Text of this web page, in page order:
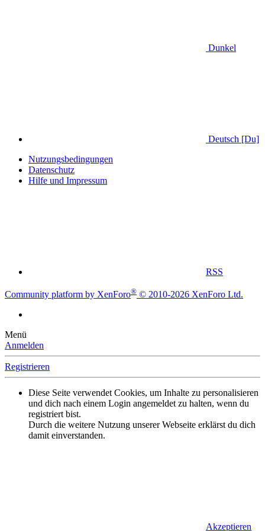
Dunkel
Deutsch [Du]
Nutzungsbedingungen
Datenschutz
Hilfe und Impressum
RSS
Community platform by XenForo® © 2010-2026 XenForo Ltd.
Menü
Anmelden
Registrieren
Diese Seite verwendet Cookies, um Inhalte zu personalisieren
und dich nach einem Login angemeldet zu halten, wenn du
registriert bist.
Durch die weitere Nutzung unserer Webseite erklärst du dich
damit einverstanden.
Akzeptieren